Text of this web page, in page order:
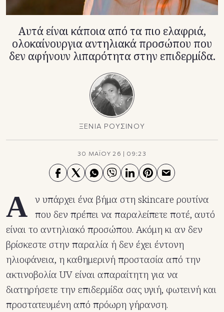
Αυτά είναι κάποια από τα πιο ελαφριά,
ολοκαίνουργια αντηλιακά προσώπου που
δεν αφήνουν λιπαρότητα στην επιδερμίδα.
ΞΕΝΙΑ ΡΟΥΣΙΝΟΥ
30 ΜΑΪΟΥ 26 | 09:23
Α ν υπάρχει ένα βήμα στη skincare ρουτίνα
που δεν πρέπει να παραλείπετε ποτέ, αυτό
είναι το αντηλιακό προσώπου. Ακόμη κι αν δεν
βρίσκεστε στην παραλία ή δεν έχει έντονη
ηλιοφάνεια, η καθημερινή προστασία από την
ακτινοβολία UV είναι απαραίτητη για να
διατηρήσετε την επιδερμίδα σας υγιή, φωτεινή και
προστατευμένη από πρόωρη γήρανση.